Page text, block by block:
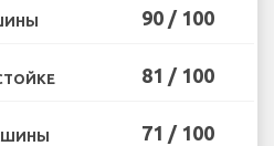
90 / 100
81 / 100
71 / 100